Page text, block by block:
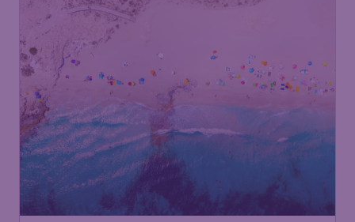
Ibiza 63